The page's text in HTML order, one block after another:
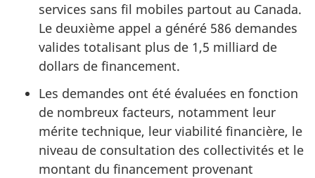
services sans fil mobiles partout au Canada.
Le deuxième appel a généré 586 demandes
valides totalisant plus de 1,5 milliard de
dollars de financement.
Les demandes ont été évaluées en fonction
de nombreux facteurs, notamment leur
mérite technique, leur viabilité financière, le
niveau de consultation des collectivités et le
montant du financement provenant